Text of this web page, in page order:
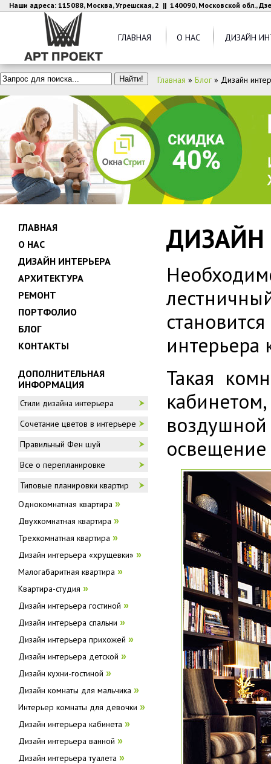
Наши адреса: 115088, Москва, Угрешская, 2 || 140090, Московской обл.,
ГЛАВНАЯ О НАС ДИЗАЙН
Главная » Блог » Дизайн
ДИЗАЙН
интерьера
Такая
освещение
ГЛАВНАЯ
О НАС
ДИЗАЙН ИНТЕРЬЕРА
АРХИТЕКТУРА
РЕМОНТ
ПОРТФОЛИО
БЛОГ
КОНТАКТЫ
ДОПОЛНИТЕЛЬНАЯ
ИНФОРМАЦИЯ
Стили дизайна интерьера
Сочетание цветов в интерьере
Правильный Фен шуй
Все о перепланировке
Типовые планировки квартир
Однокомнатная квартира »
Двухкомнатная квартира »
Трехкомнатная квартира »
Дизайн интерьера «хрущевки» »
Малогабаритная квартира »
Квартира-студия »
Дизайн интерьера гостиной »
Дизайн интерьера спальни »
Дизайн интерьера прихожей »
Дизайн интерьера детской »
Дизайн кухни-гостиной »
Дизайн комнаты для мальчика »
Интерьер комнаты для девочки »
Дизайн интерьера кабинета »
Дизайн интерьера ванной »
Дизайн интерьера туалета »